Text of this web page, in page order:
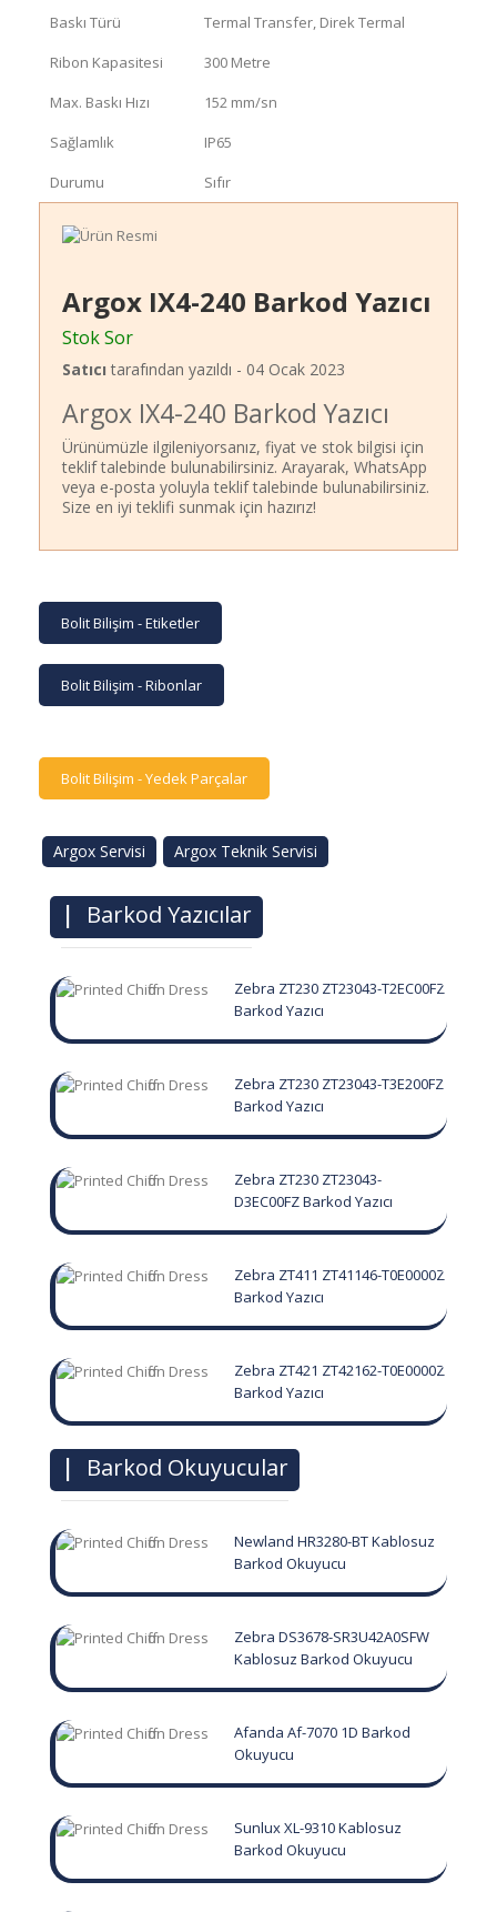
Baskı Türü
Termal Transfer, Direk Termal
Ribon Kapasitesi
300 Metre
Max. Baskı Hızı
152 mm/sn
Sağlamlık
IP65
Durumu
Sıfır
Argox IX4-240 Barkod Yazıcı
Stok Sor
Satıcı tarafından yazıldı - 04 Ocak 2023
Argox IX4-240 Barkod Yazıcı
Ürünümüzle ilgileniyorsanız, fiyat ve stok bilgisi için
teklif talebinde bulunabilirsiniz. Arayarak, WhatsApp
veya e-posta yoluyla teklif talebinde bulunabilirsiniz.
Size en iyi teklifi sunmak için hazırız!
Bolit Bilişim - Etiketler
Bolit Bilişim - Ribonlar
Bolit Bilişim - Yedek Parçalar
Argox Servisi Argox Teknik Servisi
| Barkod Yazıcılar
Zebra ZT230 ZT23043-T2EC00FZ
Barkod Yazıcı
Zebra ZT230 ZT23043-T3E200FZ
Barkod Yazıcı
Zebra ZT230 ZT23043-
D3EC00FZ Barkod Yazıcı
Zebra ZT411 ZT41146-T0E0000Z
Barkod Yazıcı
Zebra ZT421 ZT42162-T0E0000Z
Barkod Yazıcı
| Barkod Okuyucular
Newland HR3280-BT Kablosuz
Barkod Okuyucu
Zebra DS3678-SR3U42A0SFW
Kablosuz Barkod Okuyucu
Afanda Af-7070 1D Barkod
Okuyucu
Sunlux XL-9310 Kablosuz
Barkod Okuyucu